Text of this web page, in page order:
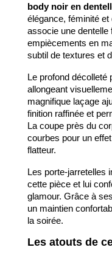
body noir en
élégance, féminité
associe une dentelle
empiècements en
subtil de textures et
Le profond décolleté
allongeant
magnifique laçage
finition raffinée et
La coupe près du
courbes pour un
flatteur.
Les porte-jarretelles
cette pièce et lui
glamour. Grâce à
un maintien
la soirée.
Les atouts de